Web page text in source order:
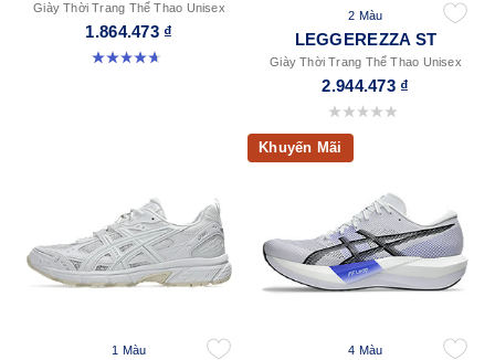
Giày Thời Trang Thể Thao Unisex
1.864.473 ₫
4.7 trong số 5 sao. 133 đánh giá
2 Màu
LEGGEREZZA ST
Giày Thời Trang Thể Thao Unisex
2.944.473 ₫
0.0 trong số 5 sao.
1 Màu
Khuyến Mãi
4 Màu